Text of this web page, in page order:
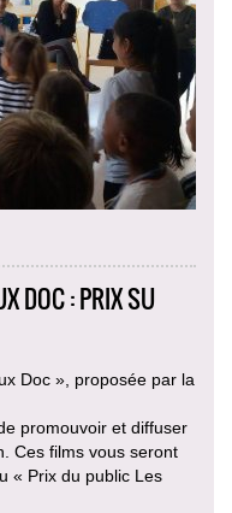
DOC : PRIX SU
Doc », proposée par la
promouvoir et diffuser
Ces films vous seront
« Prix du public Les